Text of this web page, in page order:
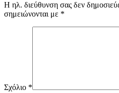
Η ηλ. διεύθυνση σας δεν
σημειώνονται με *
Σχόλιο *